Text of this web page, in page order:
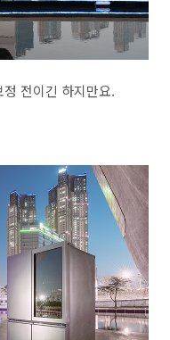
전이긴 하지만요.